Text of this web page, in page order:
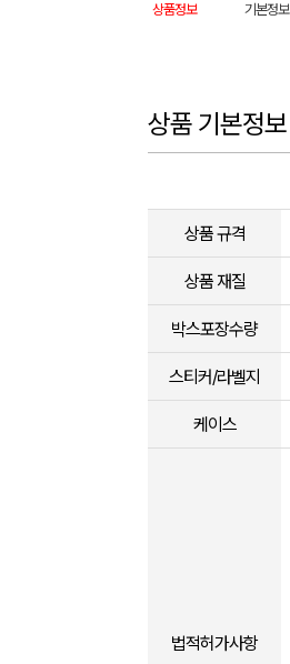
상품정보 기본정보
상품 기본정보
상품 규격
상품 재질
박스포장수량
스티커/라벨지
케이스
법적허가사항